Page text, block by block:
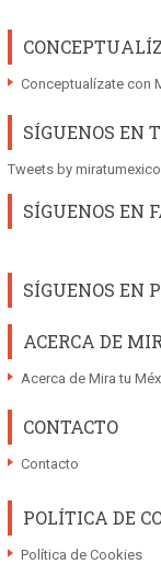
Conceptualízate con
SÍGUENOS EN
Tweets by miratumexico
SÍGUENOS EN
SÍGUENOS EN
ACERCA DE
Acerca de Mira tu
CONTACTO
Contacto
POLÍTICA DE
Política de Cookies